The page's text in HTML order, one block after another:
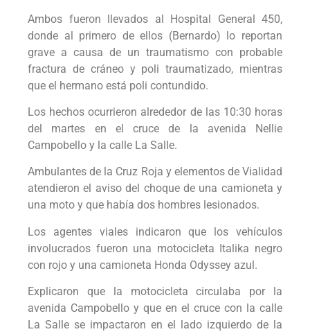
Ambos fueron llevados al Hospital General 450,
donde al primero de ellos (Bernardo) lo reportan
grave a causa de un traumatismo con probable
fractura de cráneo y poli traumatizado, mientras
que el hermano está poli contundido.
Los hechos ocurrieron alrededor de las 10:30 horas
del martes en el cruce de la avenida Nellie
Campobello y la calle La Salle.
Ambulantes de la Cruz Roja y elementos de Vialidad
atendieron el aviso del choque de una camioneta y
una moto y que había dos hombres lesionados.
Los agentes viales indicaron que los vehículos
involucrados fueron una motocicleta Italika negro
con rojo y una camioneta Honda Odyssey azul.
Explicaron que la motocicleta circulaba por la
avenida Campobello y que en el cruce con la calle
La Salle se impactaron en el lado izquierdo de la